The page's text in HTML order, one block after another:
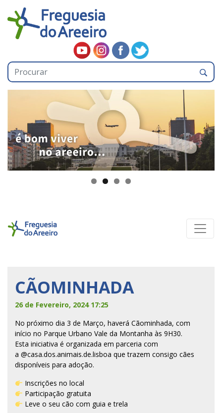
CÃOMINHADA
26 de Fevereiro, 2024 17:25
No próximo dia 3 de Março, haverá Cãominhada, com
início no Parque Urbano Vale da Montanha às 9H30.
Esta iniciativa é organizada em parceria com
a @casa.dos.animais.de.lisboa que trazem consigo cães
disponíveis para adoção.
Inscrições no local
Participação gratuita
Leve o seu cão com guia e trela